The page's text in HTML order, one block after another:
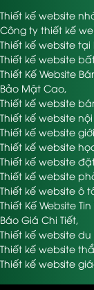
Thiết kế website
Công ty thiết kế
Thiết kế website tại
Thiết kế website
Thiết Kế Website
Bảo Mật Cao,
Thiết kế website
Thiết kế website
Thiết kế website
Thiết kế website
Thiết kế website
Thiết kế website
Thiết kế website ô
Thiết Kế Website
Báo Giá Chi Tiết,
Thiết kế website du
Thiết kế website
Thiết kế website